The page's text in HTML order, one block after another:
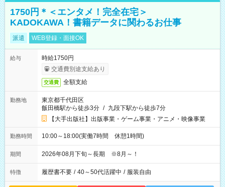
1750円＊＜エンタメ！完全在宅＞
KADOKAWA！書籍データに関わるお仕事
派遣 WEB登録・面接OK
給与
時給1750円
交通費別途支給あり
交通費 全額支給
勤務地
東京都千代田区
飯田橋駅から徒歩3分 / 九段下駅から徒歩7分
【大手出版社】出版事業・ゲーム事業・アニメ・映像事業
勤務時間 10:00～18:00(実働7時間 休憩1時間)
期間 2026年08月下旬～長期 ※8月～！
特徴 履歴書不要 / 40～50代活躍中 / 服装自由